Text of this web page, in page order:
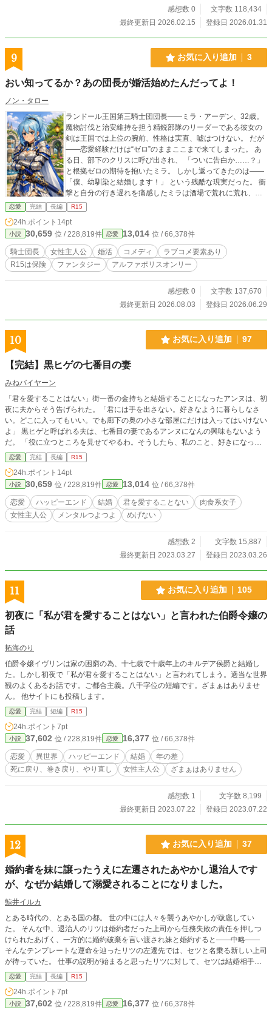
た私は自分の未来をバラ色に変えるため、破滅フラグを持っていそうな相手の心
就させ、自分は独りでも後宮の外で慎ましく生きていくためだった。 ところ
が日が経つごとに事態は急展開を迎え、その結果として意外な人物と急接近する
ことに……。 後宮もの×異世界恋愛×乙女ゲーム内転生×悪役妃もの×原作知識
なし＝元臨床心理士の破滅フラグ回避からの異世界ラブマンス、ここに大開
幕！！
感想数 0
文字数 118,434
最終更新日 2026.02.15
登録日 2026.01.31
9 お気に入り追加 3
おい知ってるか？あの団長が婚活始めたんだってよ！
ノン・タロー
ランドール王国第三騎士団団長――ミラ・アーデン、32歳。
魔物討伐と治安維持を担う精鋭部隊のリーダーである彼女の
剣は王国では上位の腕前、性格は実直、嘘はつけない。 だが
――恋愛経験だけは“ゼロ”のままここまで来てしまった。 あ
る日、部下のクリスに呼び出され、 「ついに告白か……？」
と根拠ゼロの期待を抱いたミラ。 しかし返ってきたのは――
「僕、幼馴染と結婚します！」 という残酷な現実だった。 衝
撃と自分の行き遅れを痛感したミラは酒場で荒れに荒れ、元
団長のバルドに諭される。 「戦場じゃ強くても、恋愛は別
だ。……お前、そろそろ現実見ろ」 差し出されたのは、結婚
相談ギルド〈エターナル・リンク〉のチラシ。 剣ではどうに
もならない“人生の戦い”に挑むため、ミラはついに決意する。
――私は……婚活を始める！ しかし彼女の私生活は着古した
ヨレヨレの服、適当に束ねただけの髪、毎日スッピン、さら
に自分の魅力に関しては無自覚と女らしさの欠片もない。 お
ドまで婚活に参戦し婚活勝負が始まってしまう。 強すぎる女
騎士が、婚活アドバイザーのセシルを相棒に、不器用に、真
恋愛 完結 長編 R15
24h.ポイント 14pt
小説 30,659 位 / 228,819件 恋愛 13,014 位 / 66,378件
騎士団長 女性主人公 婚活 コメディ
ラブコメ要素あり
R15は保険
ファンタジー アルファポリスオンリー
感想数 0
文字数 137,670
最終更新日 2026.08.03
登録日 2026.06.29
10 お気に入り追加 97
【完結】黒ヒゲの七番目の妻
みねバイヤーン
「君を愛することはない」街一番の金持ちと結婚することになったアンヌは、初
夜に夫からそう告げられた。「君には手を出さない。好きなように暮らしなさ
い。どこに入ってもいい。でも廊下の奥の小さな部屋にだけは入ってはいけない
よ」 黒ヒゲと呼ばれる夫は、七番目の妻であるアンヌになんの興味もないよう
だ。 「役に立つところを見せてやるわ。そうしたら、私のこと、好きになって
くれるかもしれない」めげない肉食系女子アンヌは、黒ヒゲ夫を落とすことはで
きるのか─。
恋愛 完結 長編 R15
24h.ポイント 14pt
小説 30,659 位 / 228,819件 恋愛 13,014 位 / 66,378件
恋愛 ハッピーエンド 結婚 君を愛することない
肉食系女子
女性主人公
メンタルつよつよ めげない
感想数 2
文字数 15,887
最終更新日 2023.03.27
登録日 2023.03.26
11 お気に入り追加 105
初夜に「私が君を愛することはない」と言われた伯爵令嬢の
話
拓海のり
伯爵令嬢イヴリンは家の困窮の為、十七歳で十歳年上のキルデア侯爵と結婚し
た。しかし初夜で「私が君を愛することはない」と言われてしまう。適当な世界
観のよくあるお話です。ご都合主義。八千字位の短編です。ざまぁはありませ
ん。 他サイトにも投稿します。
恋愛 完結 短編 R15
24h.ポイント 7pt
小説 37,602 位 / 228,819件 恋愛 16,377 位 / 66,378件
恋愛 異世界 ハッピーエンド 結婚
年の差
死に戻り、巻き戻り、やり直し
女性主人公 ざまぁはありません
感想数 1
文字数 8,199
最終更新日 2023.07.22
登録日 2023.07.22
12 お気に入り追加 37
婚約者を妹に譲ったうえに左遷されたあやかし退治人です
が、なぜか結婚して溺愛されることになりました。
鯨井イルカ
とある時代の、とある国の都。 世の中には人々を襲うあやかしが跋扈してい
た。 そんな中、退治人のリツは婚約者だった上司から任務失敗の責任を押しつ
けられたあげく、一方的に婚約破棄を言い渡され妹と婚約すると――中略――
そんなテンプレートな運命を辿ったリツの左遷先では、セツと名乗る新しい上司
が待っていた。 仕事の説明が始まると思ったリツに対して、セツは結婚相手に
しか教えてはならないはずの真名を名乗りだし……。 すれ違い的なあれから始
まる、平安風ファンタジーっぽい恋愛ものです。 ※「【R18】半妖の退治人と
呪われた上司」の前日譚ですがこちらはＢＬではなく男女ＣＰとなっているた
め、ジャンルを女性向け恋愛にしています。
恋愛 完結 長編 R15
24h.ポイント 7pt
小説 37,602 位 / 228,819件 恋愛 16,377 位 / 66,378件